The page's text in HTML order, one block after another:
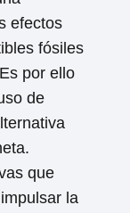
efectos
fósiles
por ello
de
que
la